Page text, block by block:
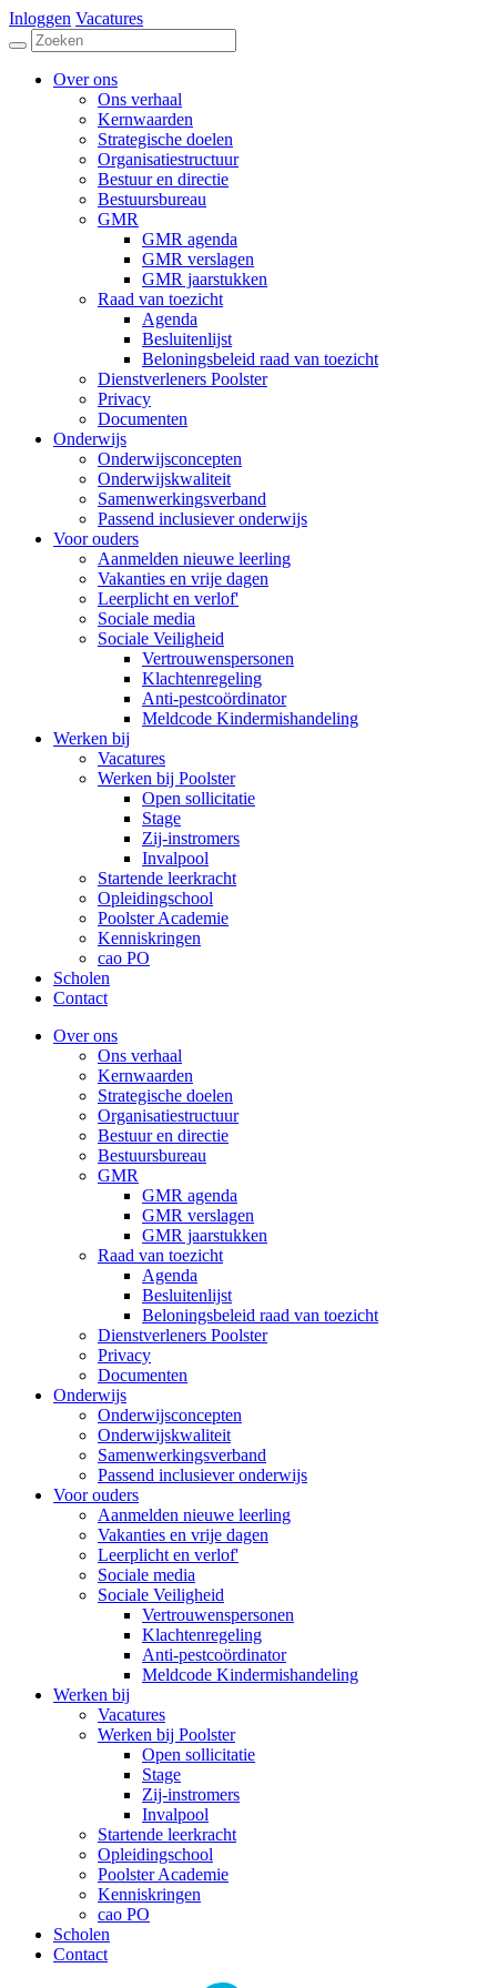
Inloggen Vacatures
Over ons
Ons verhaal
Kernwaarden
Strategische doelen
Organisatiestructuur
Bestuur en directie
Bestuursbureau
GMR
GMR agenda
GMR verslagen
GMR jaarstukken
Raad van toezicht
Agenda
Besluitenlijst
Beloningsbeleid raad van toezicht
Dienstverleners Poolster
Privacy
Documenten
Onderwijs
Onderwijsconcepten
Onderwijskwaliteit
Samenwerkingsverband
Passend inclusiever onderwijs
Voor ouders
Aanmelden nieuwe leerling
Vakanties en vrije dagen
Leerplicht en verlof'
Sociale media
Sociale Veiligheid
Vertrouwenspersonen
Klachtenregeling
Anti-pestcoördinator
Meldcode Kindermishandeling
Werken bij
Vacatures
Werken bij Poolster
Open sollicitatie
Stage
Zij-instromers
Invalpool
Startende leerkracht
Opleidingschool
Poolster Academie
Kenniskringen
cao PO
Scholen
Contact
Over ons
Ons verhaal
Kernwaarden
Strategische doelen
Organisatiestructuur
Bestuur en directie
Bestuursbureau
GMR
GMR agenda
GMR verslagen
GMR jaarstukken
Raad van toezicht
Agenda
Besluitenlijst
Beloningsbeleid raad van toezicht
Dienstverleners Poolster
Privacy
Documenten
Onderwijs
Onderwijsconcepten
Onderwijskwaliteit
Samenwerkingsverband
Passend inclusiever onderwijs
Voor ouders
Aanmelden nieuwe leerling
Vakanties en vrije dagen
Leerplicht en verlof'
Sociale media
Sociale Veiligheid
Vertrouwenspersonen
Klachtenregeling
Anti-pestcoördinator
Meldcode Kindermishandeling
Werken bij
Vacatures
Werken bij Poolster
Open sollicitatie
Stage
Zij-instromers
Invalpool
Startende leerkracht
Opleidingschool
Poolster Academie
Kenniskringen
cao PO
Scholen
Contact